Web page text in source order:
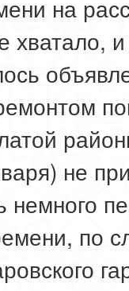
на
хватало,
не
по